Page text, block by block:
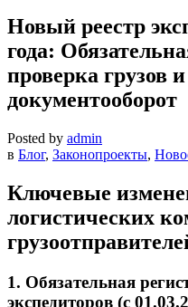
Новый реестр
года:
проверка грузов
документооборот
Posted by admin
в Блог, Законопроекты,
Ключевые
логистических
1. Обязательная
экспедиторов (с